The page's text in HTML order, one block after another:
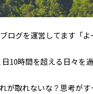
ログを運営してます「よ
10時間を超える日々を過
が取れないな？思考が